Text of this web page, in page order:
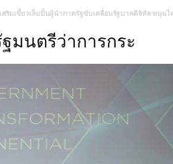
สริมเขี้ยวเล็บปั้นผู้นำภาครัฐขับเคลื่อนรัฐบาลดิจิทัล หนุ
มนตรีว่าการกระ